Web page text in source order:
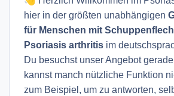
hier in der größten unabhängigen
für Menschen mit
Psoriasis arthritis im
Du besuchst unser Angebot
kannst manch nützliche Funktion
zum Beispiel, um zu antworten,